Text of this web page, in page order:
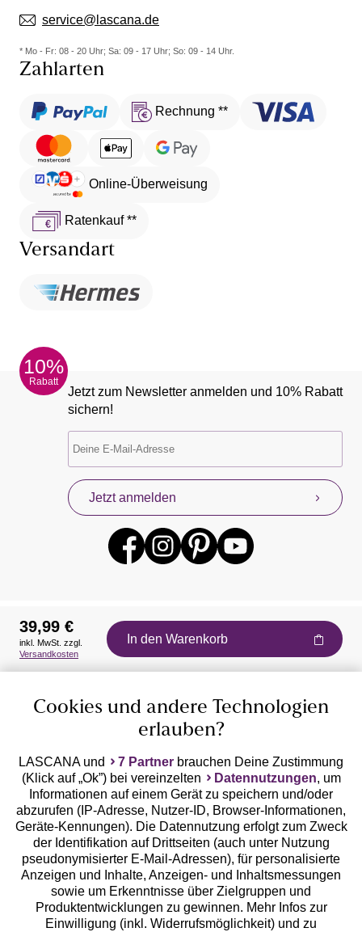
service@lascana.de
* Mo - Fr: 08 - 20 Uhr; Sa: 09 - 17 Uhr; So: 09 - 14 Uhr.
Zahlarten
Rechnung **
Online-Überweisung
Ratenkauf **
Versandart
10%
Rabatt
Jetzt zum Newsletter anmelden und 10% Rabatt
sichern!
Jetzt anmelden
Auszeichnungen
Geprüfte Sicherheit
Unsere Apps
39,99 €
inkl. MwSt. zzgl.
Versandkosten
In den Warenkorb
Cookies und andere Technologien
erlauben?
LASCANA und 7 Partner brauchen Deine Zustimmung
(Klick auf „Ok”) bei vereinzelten
Datennutzungen, um
Informationen auf einem Gerät zu speichern und/oder
abzurufen (IP-Adresse, Nutzer-ID, Browser-Informationen,
Geräte-Kennungen). Die Datennutzung erfolgt zum Zweck
der Identifikation auf Drittseiten (auch unter Nutzung
pseudonymisierter E-Mail-Adressen), für personalisierte
Anzeigen und Inhalte, Anzeigen- und Inhaltsmessungen
sowie um Erkenntnisse über Zielgruppen und
Produktentwicklungen zu gewinnen. Mehr Infos zur
Einwilligung (inkl. Widerrufsmöglichkeit) und zu